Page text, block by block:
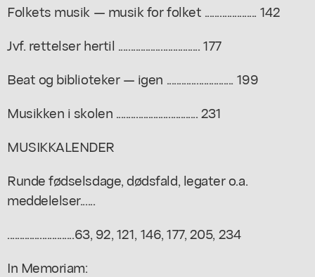
Folkets musik — musik for folket ..................... 142
Jvf. rettelser hertil ................................. 177
Beat og biblioteker — igen ........................... 199
Musikken i skolen ................................. 231
MUSIKKALENDER
Runde fødselsdage, dødsfald, legater o.a.
meddelelser......
...........................63, 92, 121, 146, 177, 205, 234
In Memoriam: